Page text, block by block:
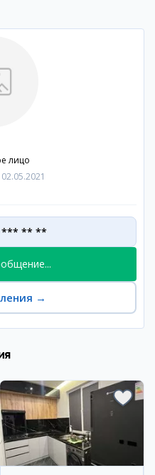
лицо
02.05.2021
*** ** **
→